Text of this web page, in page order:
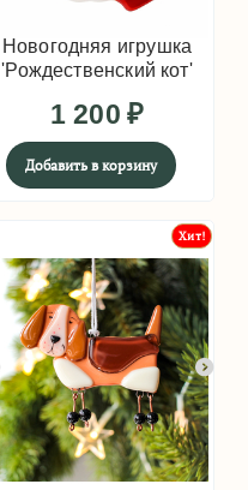
Новогодняя игрушка
'Рождественский кот'
1 200 ₽
Добавить в корзину
Хит!